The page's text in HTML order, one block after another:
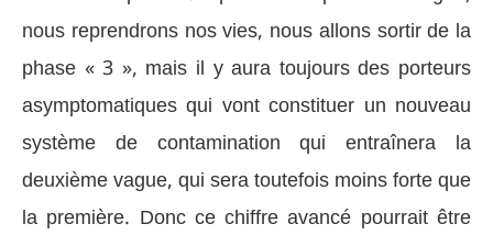
nous reprendrons nos vies, nous allons sortir de la
phase « 3 », mais il y aura toujours des porteurs
asymptomatiques qui vont constituer un nouveau
système de contamination qui entraînera la
deuxième vague, qui sera toutefois moins forte que
la première. Donc ce chiffre avancé pourrait être